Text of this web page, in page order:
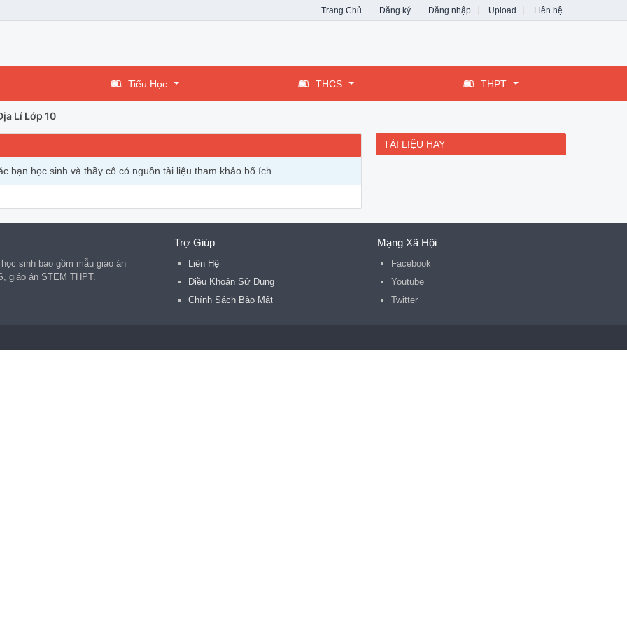
Trang Chủ Đăng ký Đăng nhập Upload Liên hệ
Tiểu Học THCS THPT
Lí Lớp 10
bạn học sinh và thầy cô có nguồn tài liệu tham khảo bổ ích.
TÀI LIỆU HAY
sinh bao gồm mẫu giáo án
giáo án STEM THPT.
Trợ Giúp
Liên Hệ
Điều Khoản Sử Dụng
Chính Sách Bảo Mật
Mạng Xã Hội
Facebook
Youtube
Twitter